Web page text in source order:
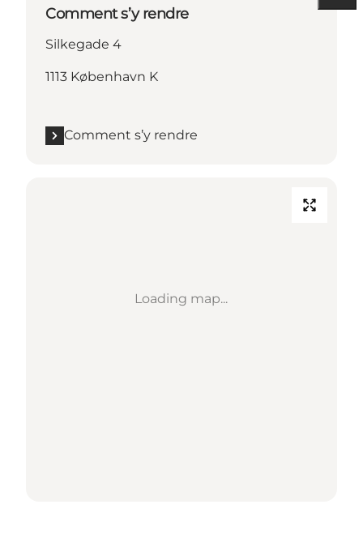
Comment s’y rendre
Silkegade 4
1113 København K
Comment s’y rendre
Loading map...